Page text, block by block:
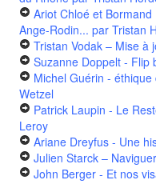
Ariot Chloé et
Ange-Rodin... par Tristan
Tristan Vodak – Mise à
Suzanne Doppelt - Flip
Michel Guérin -
Wetzel
Patrick Laupin - Le
Leroy
Ariane Dreyfus - Une
Julien Starck –
John Berger - Et nos